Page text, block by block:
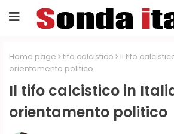
Home page tifo calcistico
Il tifo
orientamento politico
Il tifo calcistico in
orientamento politico